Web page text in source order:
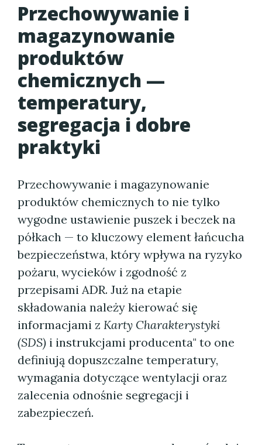
Przechowywanie i
magazynowanie
produktów
chemicznych —
temperatury,
segregacja i dobre
praktyki
Przechowywanie i magazynowanie
produktów chemicznych to nie tylko
wygodne ustawienie puszek i beczek na
półkach — to kluczowy element łańcucha
bezpieczeństwa, który wpływa na ryzyko
pożaru, wycieków i zgodność z
przepisami ADR. Już na etapie
składowania należy kierować się
informacjami z Karty Charakterystyki
(SDS) i instrukcjami producenta" to one
definiują dopuszczalne temperatury,
wymagania dotyczące wentylacji oraz
zalecenia odnośnie segregacji i
zabezpieczeń.